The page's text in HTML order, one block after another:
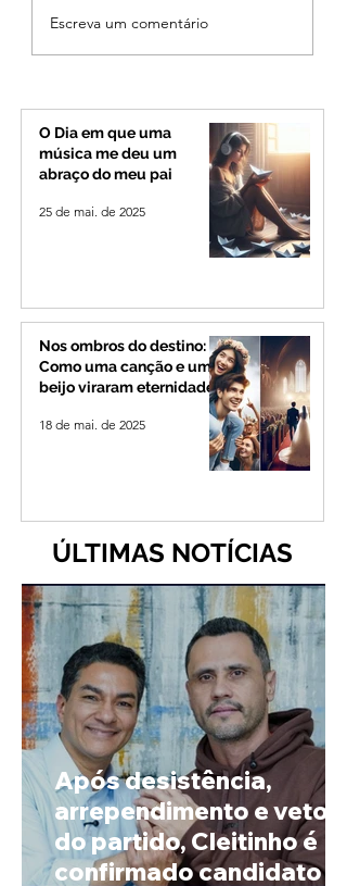
Jovem de 24 anos é
morto após briga
durante luau no
Paranaíba
Escreva um comentário
O Dia em que uma
música me deu um
abraço do meu pai
25 de mai. de 2025
Nos ombros do destino:
Como uma canção e um
beijo viraram eternidade
18 de mai. de 2025
ÚLTIMAS NOTÍCIAS
Após desistência,
arrependimento e veto
do partido, Cleitinho é
confirmado candidato ao